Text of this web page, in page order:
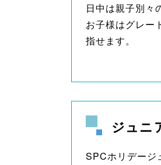
日中は親子別々
お子様はグレー
指せます。
ジュニ
SPCホリデージ